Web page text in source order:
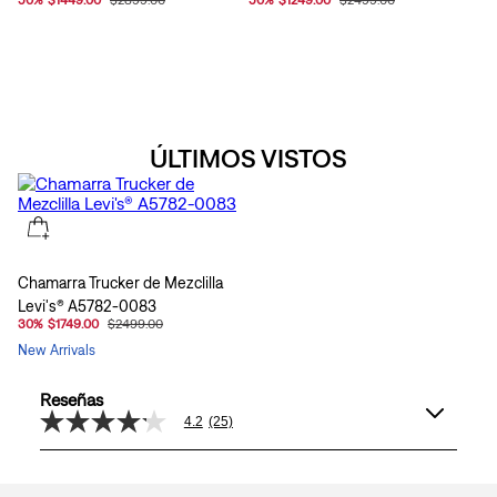
ÚLTIMOS VISTOS
Chamarra Trucker de Mezclilla
Levi's® A5782-0083
30% $1749.00 $2499.00
New Arrivals
Reseñas
4.2
de
4.2 (25)